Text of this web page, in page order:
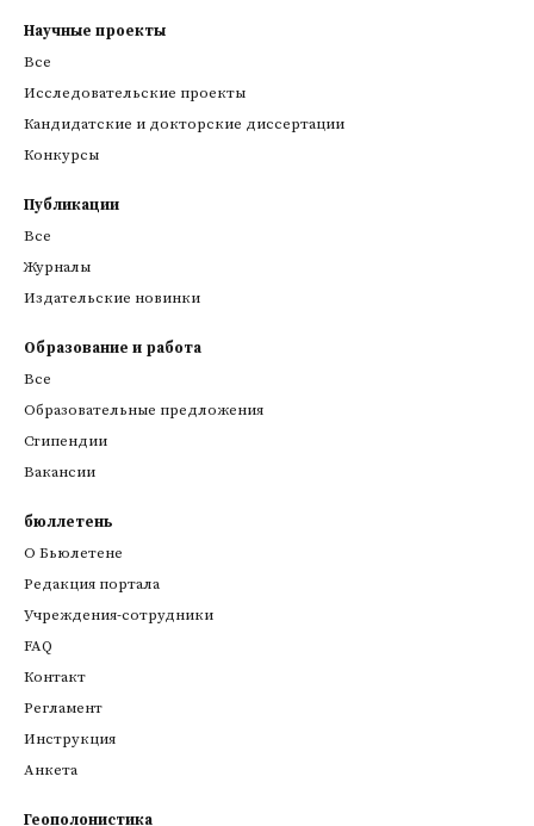
Научные проекты
Все
Исследовательские проекты
Кандидатские и докторские диссертации
Конкурсы
Публикации
Все
Журналы
Издательские новинки
Образование и работа
Все
Образовательные предложения
Стипендии
Вакансии
бюллетень
О Бьюлетене
Редакция портала
Учреждения-сотрудники
FAQ
Контакт
Регламент
Инструкция
Анкета
Геополонистика